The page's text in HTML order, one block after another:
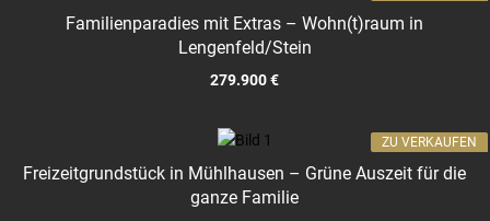
Familienparadies mit Extras – Wohn(t)raum in
Lengenfeld/Stein
279.900 €
Freizeitgrundstück in Mühlhausen – Grüne Auszeit für die
ganze Familie
ZU VERKAUFEN